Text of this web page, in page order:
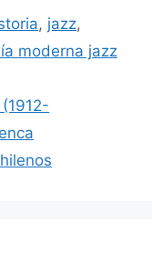
, jazz,
moderna jazz